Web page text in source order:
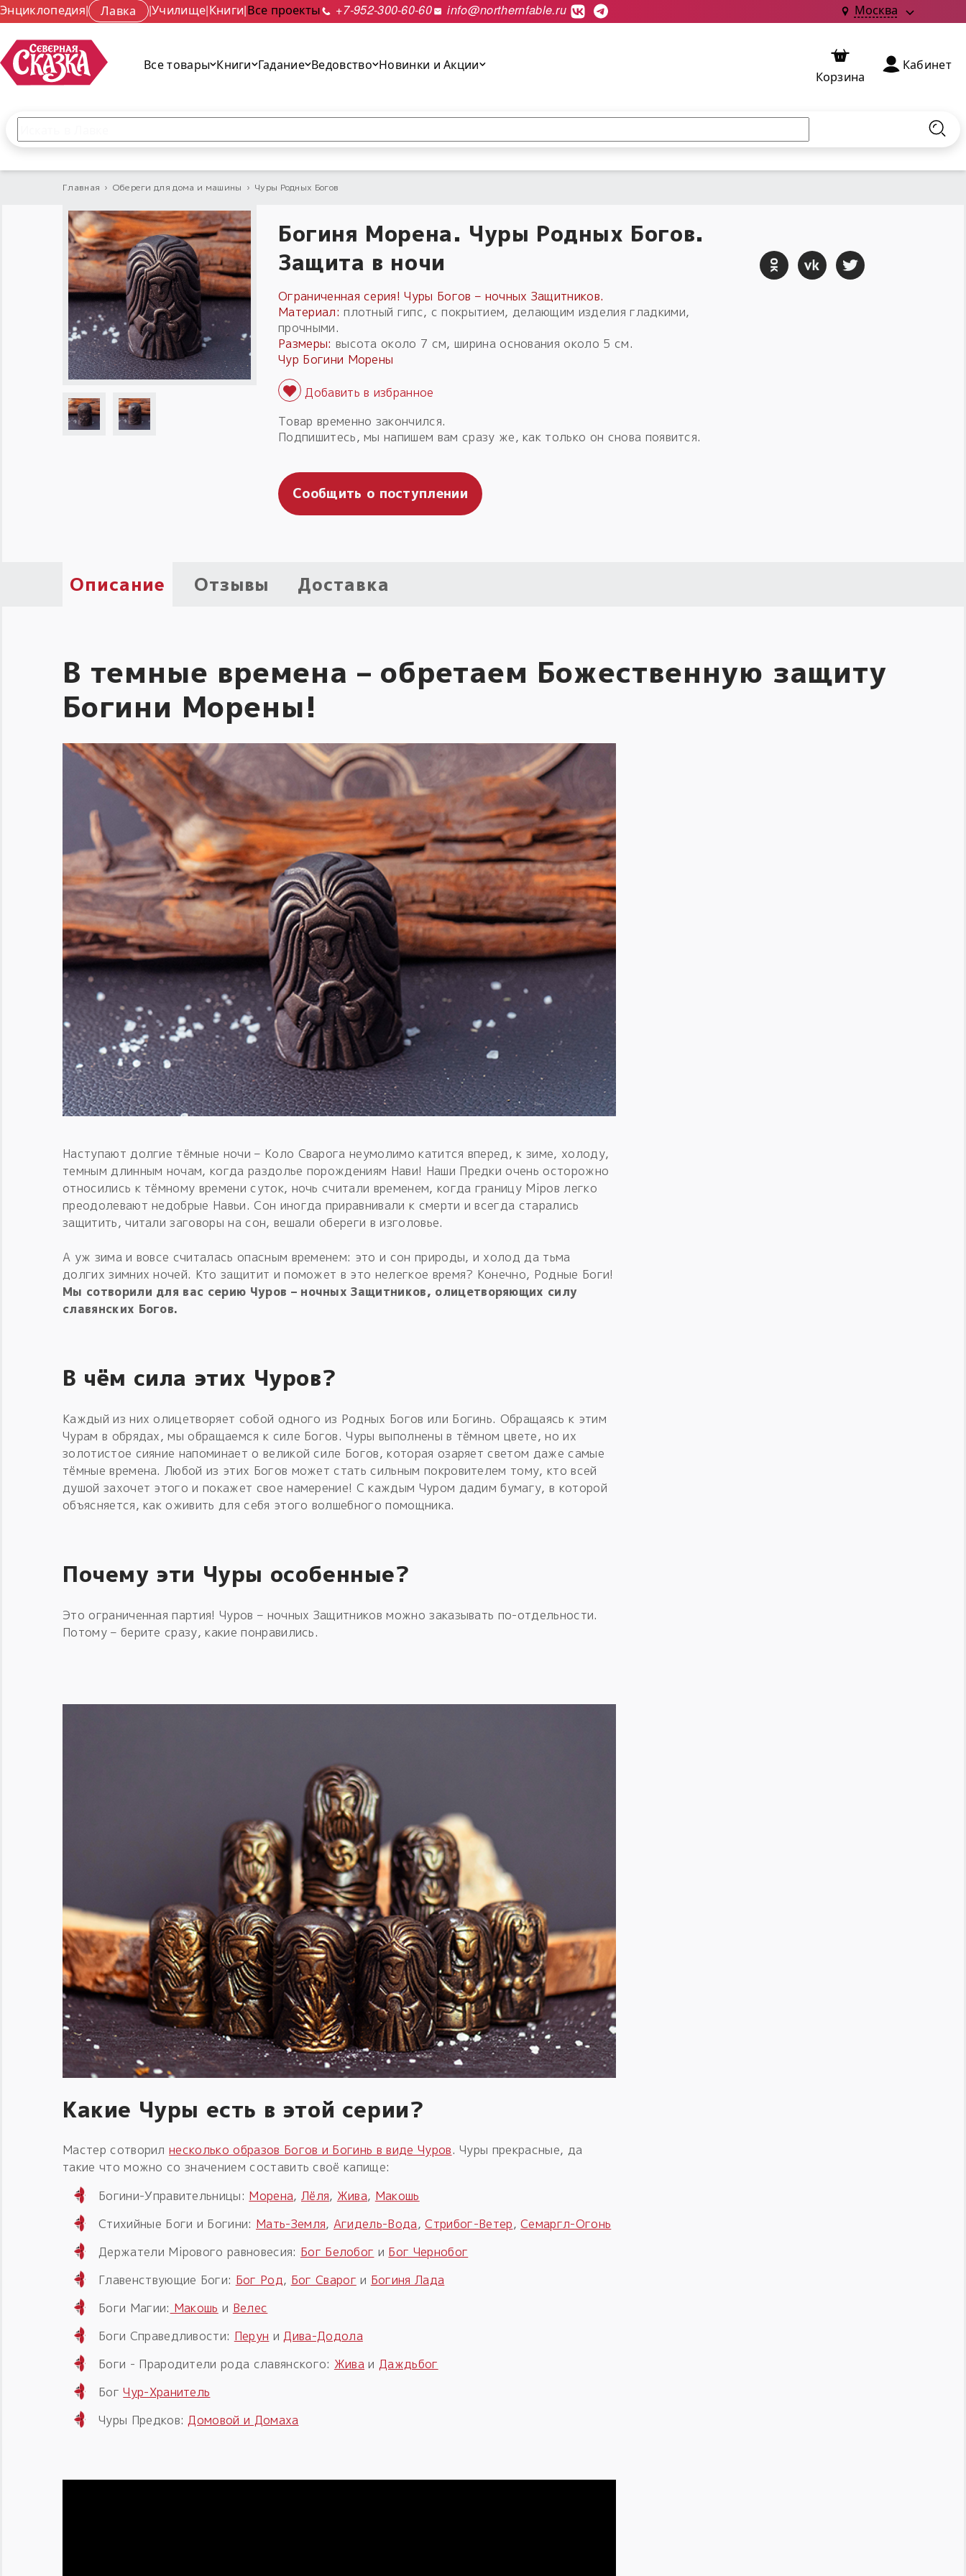
Энциклопедия| Лавка |Училище|Книги|Все проекты +7-952-300-60-60 info@northernfable.ru Москва
Все товары Книги Гадание Ведовство Новинки и Акции
Корзина
Кабинет
Главная › Обереги для дома и машины › Чуры Родных Богов
Богиня Морена. Чуры Родных Богов.
Защита в ночи
Ограниченная серия! Чуры Богов – ночных Защитников.
Материал: плотный гипс, с покрытием, делающим изделия гладкими,
прочными.
Размеры: высота около 7 см, ширина основания около 5 см.
Чур Богини Морены
Товар временно закончился.
Подпишитесь, мы напишем вам сразу же, как только он снова появится.
Сообщить о поступлении
Описание Отзывы Доставка
В темные времена – обретаем Божественную защиту
Богини Морены!
Наступают долгие тёмные ночи – Коло Сварога неумолимо катится вперед, к зиме, холоду,
темным длинным ночам, когда раздолье порождениям Нави! Наши Предки очень осторожно
относились к тёмному времени суток, ночь считали временем, когда границу Мiров легко
преодолевают недобрые Навьи. Сон иногда приравнивали к смерти и всегда старались
защитить, читали заговоры на сон, вешали обереги в изголовье.
А уж зима и вовсе считалась опасным временем: это и сон природы, и холод да тьма
долгих зимних ночей. Кто защитит и поможет в это нелегкое время? Конечно, Родные Боги!
Мы сотворили для вас серию Чуров – ночных Защитников, олицетворяющих силу
славянских Богов.
В чём сила этих Чуров?
Каждый из них олицетворяет собой одного из Родных Богов или Богинь. Обращаясь к этим
Чурам в обрядах, мы обращаемся к силе Богов. Чуры выполнены в тёмном цвете, но их
золотистое сияние напоминает о великой силе Богов, которая озаряет светом даже самые
тёмные времена. Любой из этих Богов может стать сильным покровителем тому, кто всей
душой захочет этого и покажет свое намерение! С каждым Чуром дадим бумагу, в которой
объясняется, как оживить для себя этого волшебного помощника.
Почему эти Чуры особенные?
Это ограниченная партия! Чуров – ночных Защитников можно заказывать по-отдельности.
Потому – берите сразу, какие понравились.
Какие Чуры есть в этой серии?
Мастер сотворилнесколько образов Богов и Богинь в виде Чуров. Чуры прекрасные, да
такие что можно со значением составить своё капище:
Богини-Управительницы: Морена, Лёля, Жива, Макошь
Стихийные Боги и Богини: Мать-Земля, Агидель-Вода,Стрибог-Ветер,Семаргл-Огонь
Держатели Мiрового равновесия: Бог Белобог и Бог Чернобог
Главенствующие Боги: Бог Род, Бог Сварог и Богиня Лада
Боги Магии: Макошь и Велес
Боги Справедливости: Перун иДива-Додола
Боги - Прародители рода славянского: Жива иДаждьбог
БогЧур-Хранитель
Чуры Предков:Домовой и Домаха